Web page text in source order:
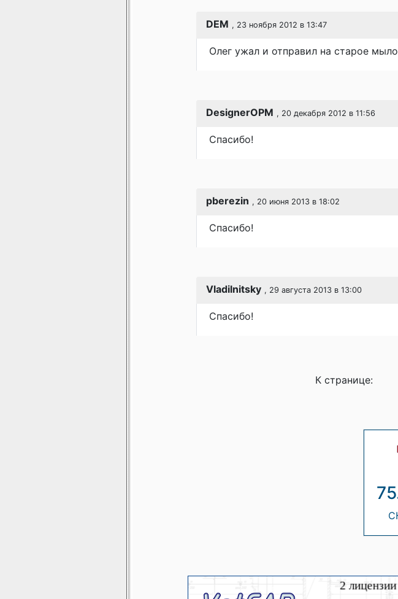
DEM , 23 ноября 2012 в 13:47
Олег ужал и отправил на старое
DesignerOPM , 20 декабря 2012 в 11:56
Спасибо!
pberezin , 20 июня 2013 в 18:02
Спасибо!
Vladilnitsky , 29 августа 2013 в 13:00
Спасибо!
К странице: